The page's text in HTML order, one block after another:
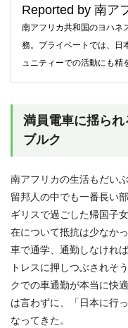
Reported by 南ア
南アフリカ共和国のヨハネ
務。プライベートでは、日
ュニティーでの活動にも精
満員電車に揺ら
ブルク
南アフリカの生活もだい
留邦人の中でも一番長い
ギリスで過ごした帰国子
在について抵抗は少なか
車で通学、通勤しなけれ
トレスに押しつぶされそ
クでの車通勤が本当に快
は言わずに、「日本に行
なってきた。